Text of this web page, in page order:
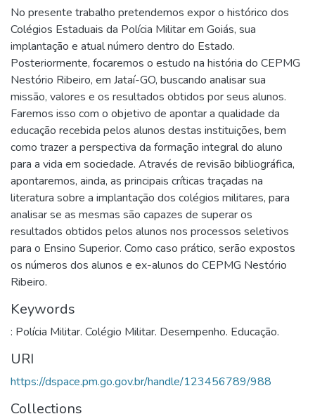
No presente trabalho pretendemos expor o histórico dos
Colégios Estaduais da Polícia Militar em Goiás, sua
implantação e atual número dentro do Estado.
Posteriormente, focaremos o estudo na história do CEPMG
Nestório Ribeiro, em Jataí-GO, buscando analisar sua
missão, valores e os resultados obtidos por seus alunos.
Faremos isso com o objetivo de apontar a qualidade da
educação recebida pelos alunos destas instituições, bem
como trazer a perspectiva da formação integral do aluno
para a vida em sociedade. Através de revisão bibliográfica,
apontaremos, ainda, as principais críticas traçadas na
literatura sobre a implantação dos colégios militares, para
analisar se as mesmas são capazes de superar os
resultados obtidos pelos alunos nos processos seletivos
para o Ensino Superior. Como caso prático, serão expostos
os números dos alunos e ex-alunos do CEPMG Nestório
Ribeiro.
Keywords
: Polícia Militar. Colégio Militar. Desempenho. Educação.
URI
https://dspace.pm.go.gov.br/handle/123456789/988
Collections